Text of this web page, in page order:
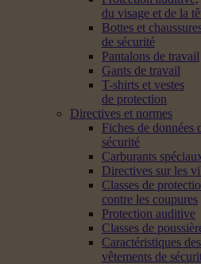
du visage et de la
Bottes et
de sécurité
Pantalons de travail
Gants de travail
T-shirts et vestes
de protection
Directives et normes
Fiches de données
sécurité
Carburants
Directives sur les
Classes de
contre les coupures
Protection auditive
Classes de
Caractéristiques des
vêtements de